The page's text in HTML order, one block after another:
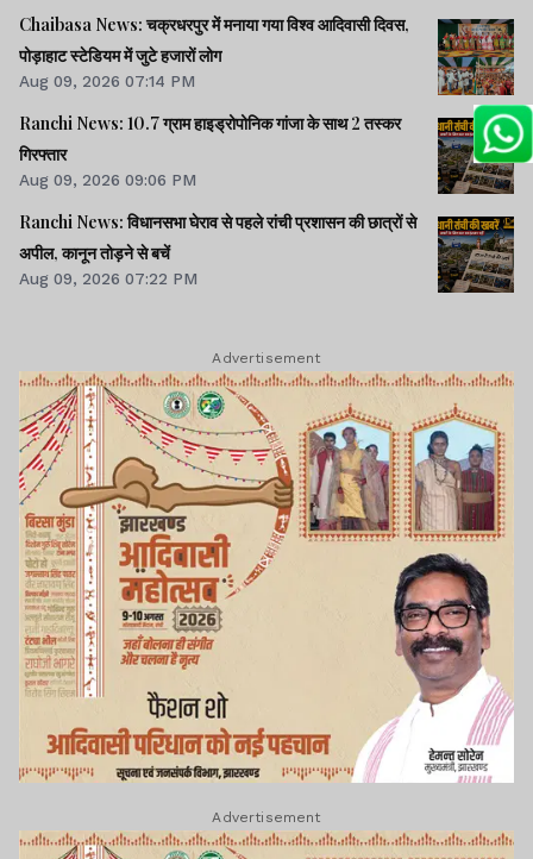
Chaibasa News: चक्रधरपुर में मनाया गया विश्व आदिवासी दिवस,
पोड़ाहाट स्टेडियम में जुटे हजारों लोग
Aug 09, 2026 07:14 PM
Ranchi News: 10.7 ग्राम हाइड्रोपोनिक गांजा के साथ 2 तस्कर
गिरफ्तार
Aug 09, 2026 09:06 PM
Ranchi News: विधानसभा घेराव से पहले रांची प्रशासन की छात्रों से
अपील, कानून तोड़ने से बचें
Aug 09, 2026 07:22 PM
Advertisement
Advertisement